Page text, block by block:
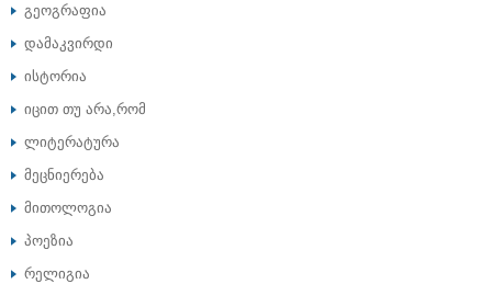
გეოგრაფია
დამაკვირდი
ისტორია
იცით თუ არა,რომ
ლიტერატურა
მეცნიერება
მითოლოგია
პოეზია
რელიგია